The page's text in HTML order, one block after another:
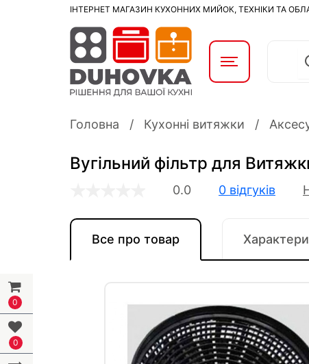
0
0
ІНТЕРНЕТ МАГАЗИН КУХОННИХ МИЙОК, ТЕХНІКИ ТА
Головна Кухонні витяжки
Вугільний фільтр для
0.0 0 відгуків
Все про товар